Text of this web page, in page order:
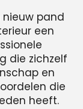
pand
een
die zichzelf
en
die
heeft.